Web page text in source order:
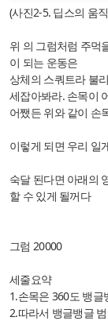
(사진2-5. 딥스의 움
위 의 그럼처럼 주먹
이 되는 운동은
상체의 스쿼트라 불
세잡아봐라. 손목이
어쨌든 위와 같이 손
이렇게 되면 우리 일
숙달 된다면 아래의
할 수 있게 될꺼다
그럼 20000
세줄요약
1.손목은 360도 뱅글
2.따라서 뱅글뱅글